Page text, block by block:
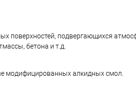
поверхностей, подвергающихся
бетона и т.д.
модифицированных алкидных смол.